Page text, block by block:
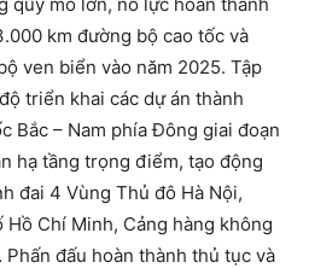
km đường bộ cao tốc và
ven biển vào năm 2025. Tập
triển khai các dự án thành
Bắc – Nam phía Đông giai đoạn
hạ tầng trọng điểm, tạo động
đai 4 Vùng Thủ đô Hà Nội,
Hồ Chí Minh, Cảng hàng không
đấu hoàn thành thủ tục và